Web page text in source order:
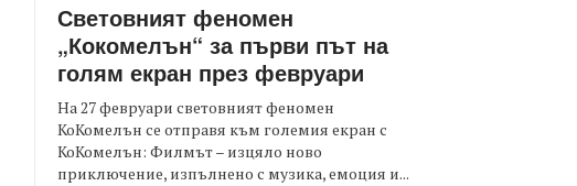
Световният феномен
„Кокомелън“ за първи път на
голям екран през февруари
На 27 февруари световният феномен
КоКомелън се отправя към големия екран с
КоКомелън: Филмът – изцяло ново
приключение, изпълнено с музика, емоция и...